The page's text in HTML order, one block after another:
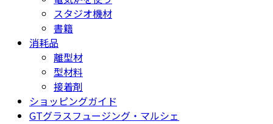
スタジオ機材
書籍
消耗品
離型材
型材料
接着剤
ショッピングガイド
GTグラスフュージング・マルシェ